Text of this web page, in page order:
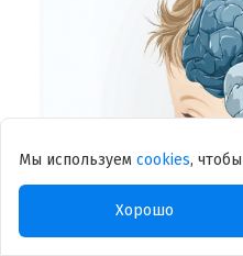
Аномалии развития
Мы используем cookies,
Хорошо